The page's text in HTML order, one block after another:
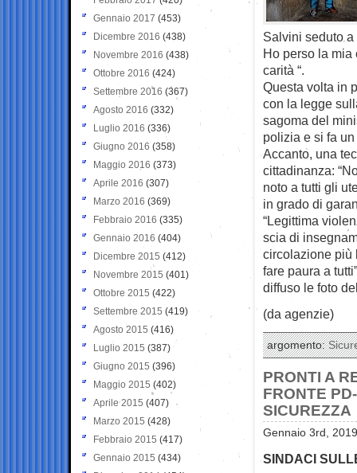
Salvini seduto a
Ho perso la mia
carità “.
Questa volta in
con la legge
sagoma del
polizia e si fa
Accanto, una
cittadinanza:
noto a tutti gli
in grado di
“Legittima
scia di
circolazione più
fare paura a
diffuso le foto
(da agenzie)
argomento:
PRONTI A
FRONTE
SICUREZZA
Gennaio 3rd,
SINDACI
Gennaio 2017 (453)
Dicembre 2016 (438)
Novembre 2016 (438)
Ottobre 2016 (424)
Settembre 2016 (367)
Agosto 2016 (332)
Luglio 2016 (336)
Giugno 2016 (358)
Maggio 2016 (373)
Aprile 2016 (307)
Marzo 2016 (369)
Febbraio 2016 (335)
Gennaio 2016 (404)
Dicembre 2015 (412)
Novembre 2015 (401)
Ottobre 2015 (422)
Settembre 2015 (419)
Agosto 2015 (416)
Luglio 2015 (387)
Giugno 2015 (396)
Maggio 2015 (402)
Aprile 2015 (407)
Marzo 2015 (428)
Febbraio 2015 (417)
Gennaio 2015 (434)